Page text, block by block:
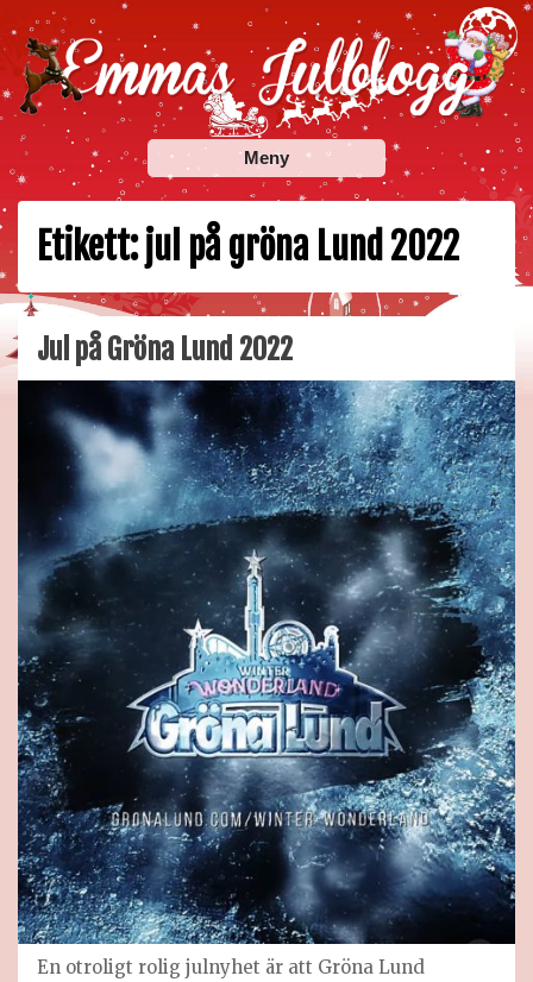
Skip
to
content
Emmas Julblogg
Julbloggar om julnyheter, julklappstips, julkalendrar,
adventskalendrar , julpyssel och julrecept!
Meny
Etikett:jul på gröna Lund 2022
Jul på Gröna Lund 2022
En otroligt rolig julnyhet är att Gröna Lund